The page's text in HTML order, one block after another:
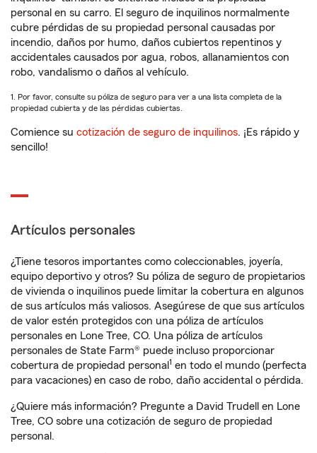
personal en su carro. El seguro de inquilinos normalmente
cubre pérdidas de su propiedad personal causadas por
incendio, daños por humo, daños cubiertos repentinos y
accidentales causados por agua, robos, allanamientos con
robo, vandalismo o daños al vehículo.
1. Por favor, consulte su póliza de seguro para ver a una lista completa de la
propiedad cubierta y de las pérdidas cubiertas.
Comience su cotización de seguro de inquilinos. ¡Es rápido y
sencillo!
Artículos personales
¿Tiene tesoros importantes como coleccionables, joyería,
equipo deportivo y otros? Su póliza de seguro de propietarios
de vivienda o inquilinos puede limitar la cobertura en algunos
de sus artículos más valiosos. Asegúrese de que sus artículos
de valor estén protegidos con una póliza de artículos
personales en Lone Tree, CO. Una póliza de artículos
personales de State Farm® puede incluso proporcionar
cobertura de propiedad personal 1 en todo el mundo (perfecta
para vacaciones) en caso de robo, daño accidental o pérdida.
¿Quiere más información? Pregunte a David Trudell en Lone
Tree, CO sobre una cotización de seguro de propiedad
personal.